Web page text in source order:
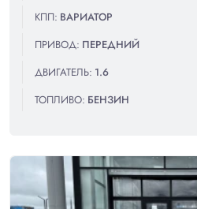
КПП: ВАРИАТОР
ПРИВОД: ПЕРЕДНИЙ
ДВИГАТЕЛЬ: 1.6
ТОПЛИВО: БЕНЗИН